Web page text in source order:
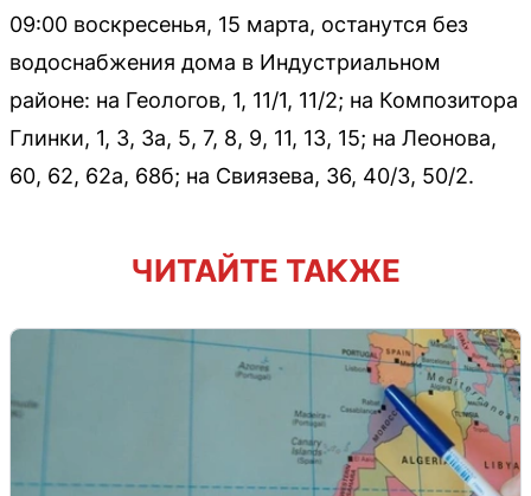
09:00 воскресенья, 15 марта, останутся без
водоснабжения дома в Индустриальном
районе: на Геологов, 1, 11/1, 11/2; на Композитора
Глинки, 1, 3, 3а, 5, 7, 8, 9, 11, 13, 15; на Леонова,
60, 62, 62а, 68б; на Свиязева, 36, 40/3, 50/2.
ЧИТАЙТЕ ТАКЖЕ